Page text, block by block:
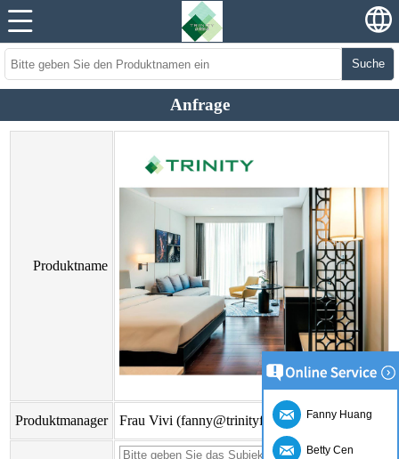
Suche
Anfrage
Produktname
Produktmanager Frau Vivi (fanny@trinityfs.cn) Fanny Huang
Betty Cen